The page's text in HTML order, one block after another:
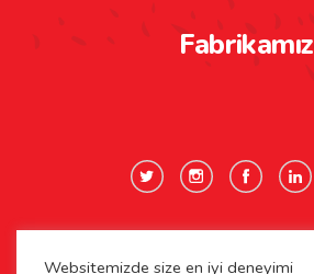
Fabrikamız
Websitemizde size en iyi deneyimi